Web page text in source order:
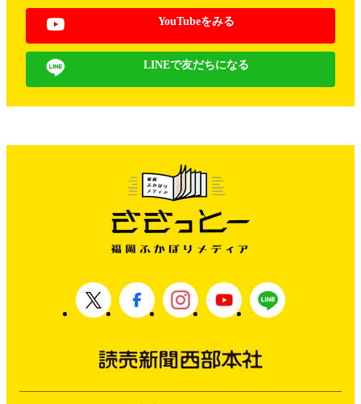
YouTubeをみる
LINEで友だちになる